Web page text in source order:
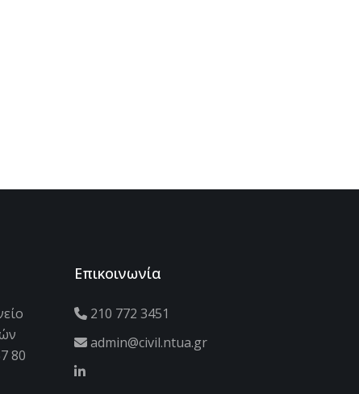
80
Επικοινωνία
210 772 3451
admin@civil.ntua.gr